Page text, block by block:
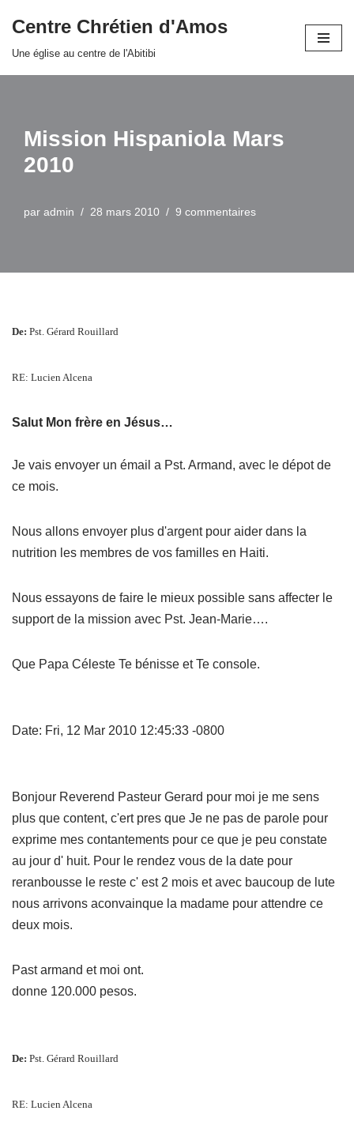
Centre Chrétien d'Amos
Une église au centre de l'Abitibi
Mission Hispaniola Mars
2010
par admin 28 mars 2010 9 commentaires
De: Pst. Gérard Rouillard
RE: Lucien Alcena
Salut Mon frère en Jésus…
Je vais envoyer un émail a Pst. Armand, avec le dépot de
ce mois.
Nous allons envoyer plus d'argent pour aider dans la
nutrition les membres de vos familles en Haiti.
Nous essayons de faire le mieux possible sans affecter le
support de la mission avec Pst. Jean-Marie….
Que Papa Céleste Te bénisse et Te console.
Date: Fri, 12 Mar 2010 12:45:33 -0800
Bonjour Reverend Pasteur Gerard pour moi je me sens
plus que content, c'ert pres que Je ne pas de parole pour
exprime mes contantements pour ce que je peu constate
au jour d' huit. Pour le rendez vous de la date pour
reranbousse le reste c' est 2 mois et avec baucoup de lute
nous arrivons aconvainque la madame pour attendre ce
deux mois.
Past armand et moi ont.
donne 120.000 pesos.
De: Pst. Gérard Rouillard
RE: Lucien Alcena